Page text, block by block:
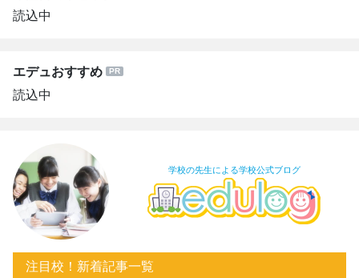
読込中
エデュおすすめ
読込中
学校の先生による学校公式ブログ
注目校！新着記事一覧